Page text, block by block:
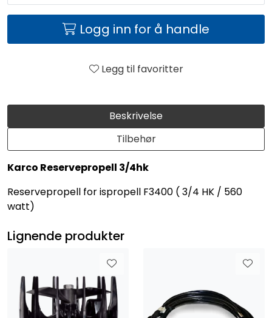
Beskrivelse
Tilbehør
Karco Reservepropell 3/4hk
Reservepropell for ispropell F3400 ( 3/4 HK / 560
watt)
Logg inn for å handle
Legg til favoritter
Lignende produkter